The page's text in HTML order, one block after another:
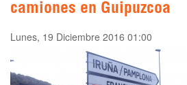
camiones en Guipuzcoa
Lunes, 19 Diciembre 2016 01:00